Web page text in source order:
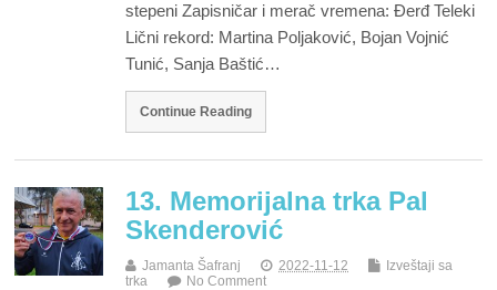
stepeni Zapisničar i merač vremena: Đerđ Teleki
Lični rekord: Martina Poljaković, Bojan Vojnić
Tunić, Sanja Baštić…
Continue Reading
13. Memorijalna trka Pal
Skenderović
Jamanta Šafranj 2022-11-12
Izveštaji sa
trka
No Comment